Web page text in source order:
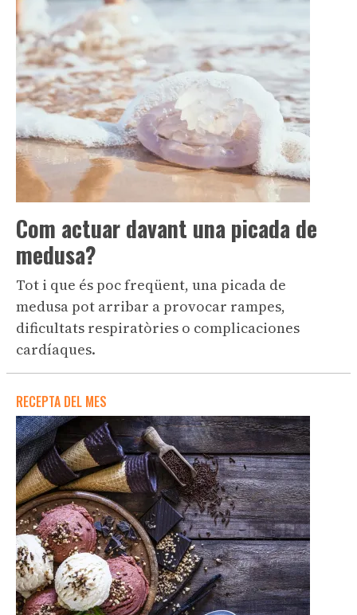
Com actuar davant una picada de
medusa?
Tot i que és poc freqüent, una picada de
medusa pot arribar a provocar rampes,
dificultats respiratòries o complicaciones
cardíaques.
RECEPTA DEL MES